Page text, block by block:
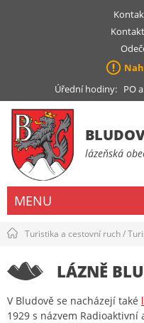
Úřední hodiny: PO a
lázeňská
MENU
Turistika a cestovní ruch/
LÁZNĚ
V Bludově se nacházejí také
1929 s názvem